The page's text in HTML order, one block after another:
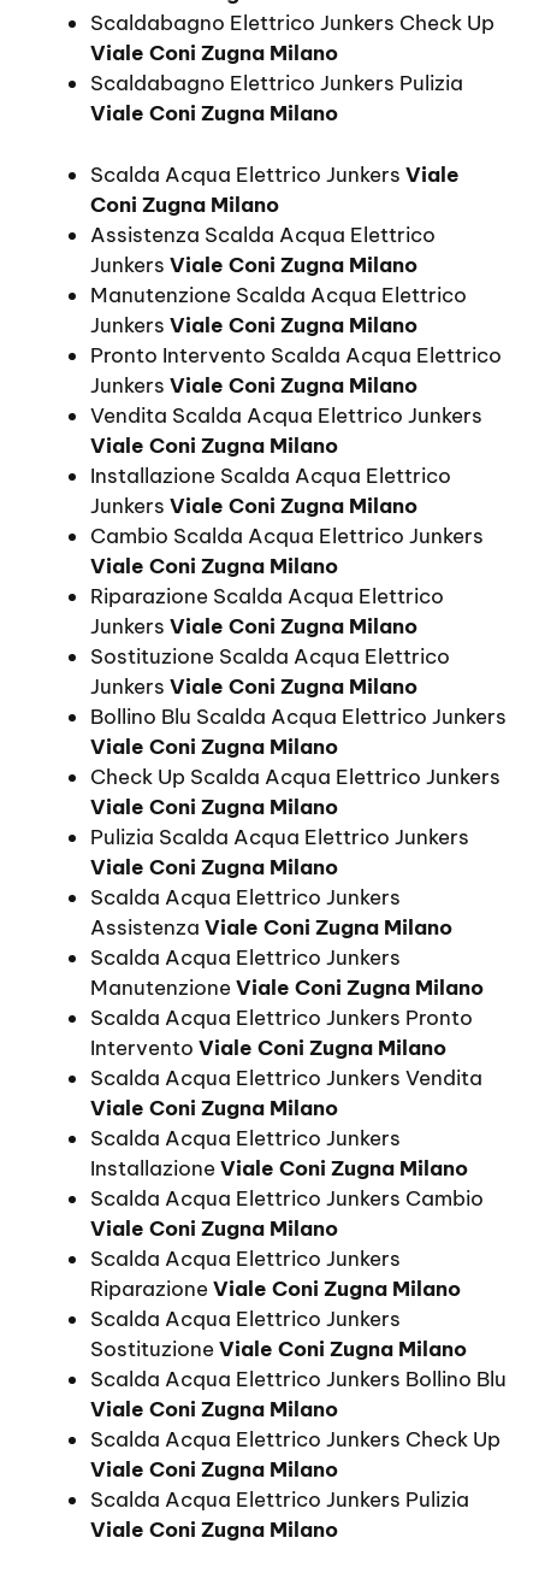
Scaldabagno Elettrico Junkers Check Up
Viale Coni Zugna Milano
Scaldabagno Elettrico Junkers Pulizia
Viale Coni Zugna Milano
Scalda Acqua Elettrico Junkers Viale
Coni Zugna Milano
Assistenza Scalda Acqua Elettrico
Junkers Viale Coni Zugna Milano
Manutenzione Scalda Acqua Elettrico
Junkers Viale Coni Zugna Milano
Pronto Intervento Scalda Acqua Elettrico
Junkers Viale Coni Zugna Milano
Vendita Scalda Acqua Elettrico Junkers
Viale Coni Zugna Milano
Installazione Scalda Acqua Elettrico
Junkers Viale Coni Zugna Milano
Cambio Scalda Acqua Elettrico Junkers
Viale Coni Zugna Milano
Riparazione Scalda Acqua Elettrico
Junkers Viale Coni Zugna Milano
Sostituzione Scalda Acqua Elettrico
Junkers Viale Coni Zugna Milano
Bollino Blu Scalda Acqua Elettrico Junkers
Viale Coni Zugna Milano
Check Up Scalda Acqua Elettrico Junkers
Viale Coni Zugna Milano
Pulizia Scalda Acqua Elettrico Junkers
Viale Coni Zugna Milano
Scalda Acqua Elettrico Junkers
Assistenza Viale Coni Zugna Milano
Scalda Acqua Elettrico Junkers
ManutenzioneViale Coni Zugna Milano
Scalda Acqua Elettrico Junkers Pronto
Intervento Viale Coni Zugna Milano
Scalda Acqua Elettrico Junkers Vendita
Viale Coni Zugna Milano
Scalda Acqua Elettrico Junkers
InstallazioneViale Coni Zugna Milano
Scalda Acqua Elettrico Junkers Cambio
Viale Coni Zugna Milano
Scalda Acqua Elettrico Junkers
RiparazioneViale Coni Zugna Milano
Scalda Acqua Elettrico Junkers
SostituzioneViale Coni Zugna Milano
Scalda Acqua Elettrico Junkers Bollino Blu
Viale Coni Zugna Milano
Scalda Acqua Elettrico Junkers Check Up
Viale Coni Zugna Milano
Scalda Acqua Elettrico Junkers Pulizia
Viale Coni Zugna Milano